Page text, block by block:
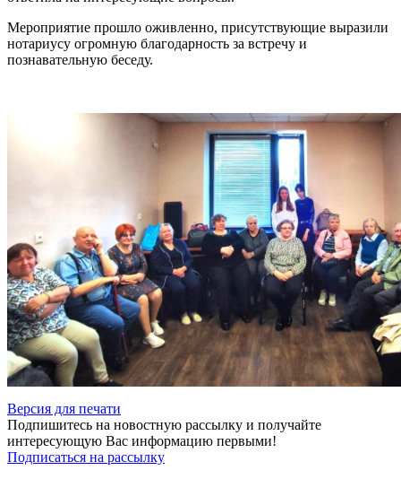
Мероприятие прошло оживленно, присутствующие выразили
нотариусу огромную благодарность за встречу и
познавательную беседу.
Версия для печати
Подпишитесь на новостную рассылку и получайте
интересующую Вас информацию первыми!
Подписаться на рассылку